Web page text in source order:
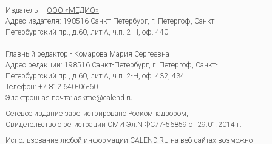
Издатель — ООО «МЕДИО»
Адрес издателя: 198516 Санкт-Петербург, г. Петергоф, Санкт-
Петербургский пр., д.60, лит.А, ч.п. 2-Н, оф. 440
Главный редактор - Комарова Мария Сергеевна
Адрес редакции: 198516 Санкт-Петербург, г. Петергоф, Санкт-
Петербургский пр., д.60, лит.А, ч.п. 2-Н, оф. 432, 434
Телефон: +7 812 640-06-60
Электронная почта: askme@calend.ru
Сетевое издание зарегистрировано Роскомнадзором,
Свидетельство о регистрации СМИ Эл.N ФС77-56859 от 29.01.2014 г.
Использование любой информации CALEND.RU на веб-сайтах возможно